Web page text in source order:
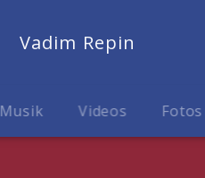
Vadim Repin
Musik Videos Fotos